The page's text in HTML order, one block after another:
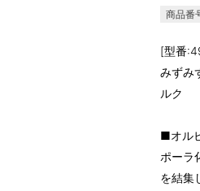
商品番
[型番
みずみ
ルク
■オル
ポーラ
を結集